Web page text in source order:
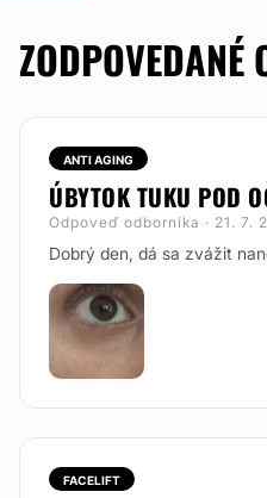
ZODPOVEDANÉ
ANTI AGING
ÚBYTOK TUKU POD
Odpoveď odborníka · 21. 7.
Dobrý den, dá sa zvážit
FACELIFT